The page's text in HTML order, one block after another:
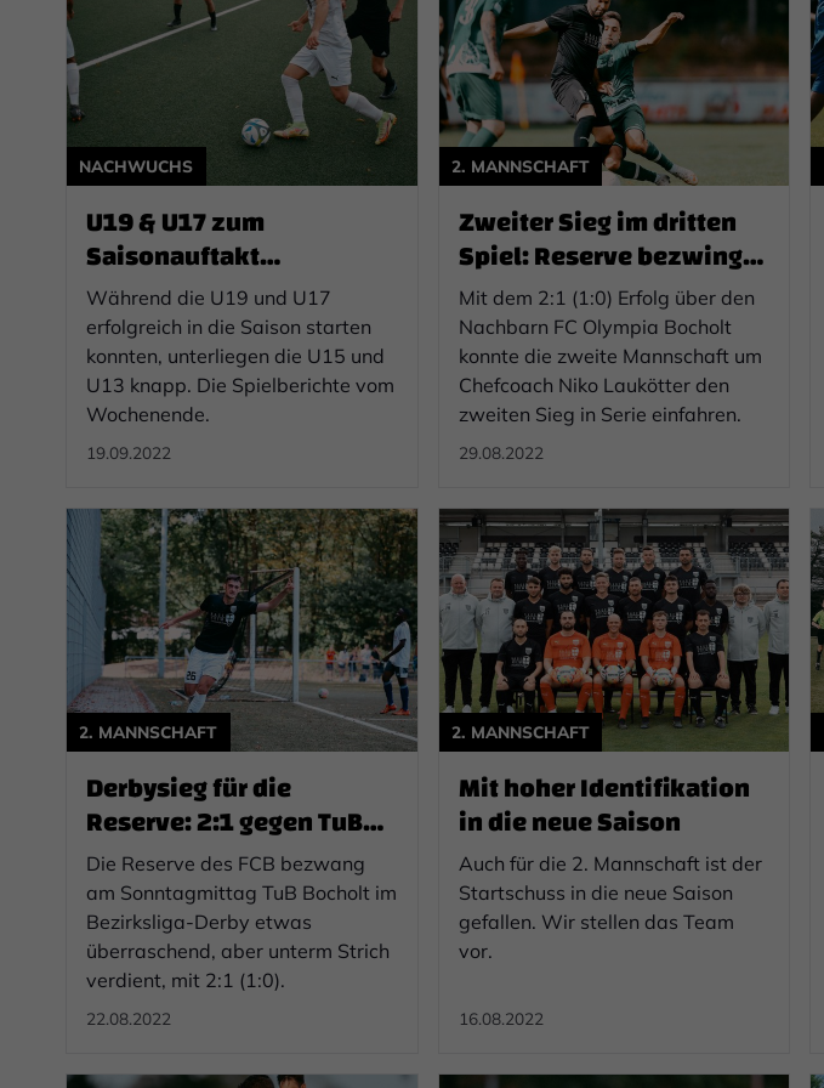
NACHWUCHS
U19 & U17 zum
Saisonauftakt
erfolgreich – U15 & U13
verlieren knapp
Während die U19 und U17
erfolgreich in die Saison starten
konnten, unterliegen die U15 und
U13 knapp. Die Spielberichte vom
Wochenende.
19.09.2022
2. MANNSCHAFT
Zweiter Sieg im dritten
Spiel: Reserve bezwingt
Olympia Bocholt
Mit dem 2:1 (1:0) Erfolg über den
Nachbarn FC Olympia Bocholt
konnte die zweite Mannschaft um
Chefcoach Niko Laukötter den
zweiten Sieg in Serie einfahren.
29.08.2022
2. MANNSCHAFT
Derbysieg für die
Reserve: 2:1 gegen TuB
Bocholt
Die Reserve des FCB bezwang
am Sonntagmittag TuB Bocholt im
Bezirksliga-Derby etwas
überraschend, aber unterm Strich
verdient, mit 2:1 (1:0).
22.08.2022
2. MANNSCHAFT
Mit hoher Identifikation
in die neue Saison
Auch für die 2. Mannschaft ist der
Startschuss in die neue Saison
gefallen. Wir stellen das Team
vor.
16.08.2022